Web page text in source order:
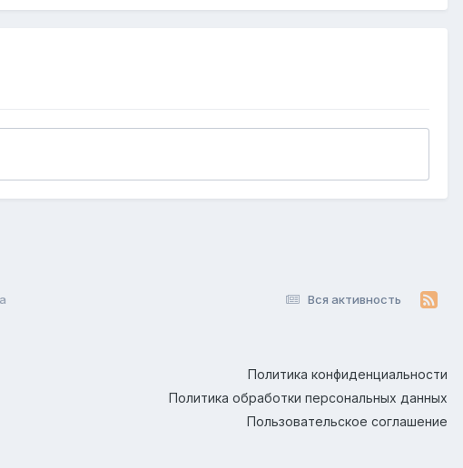
Вся активность
Политика конфиденциальности
Политика обработки персональных данных
Пользовательское соглашение